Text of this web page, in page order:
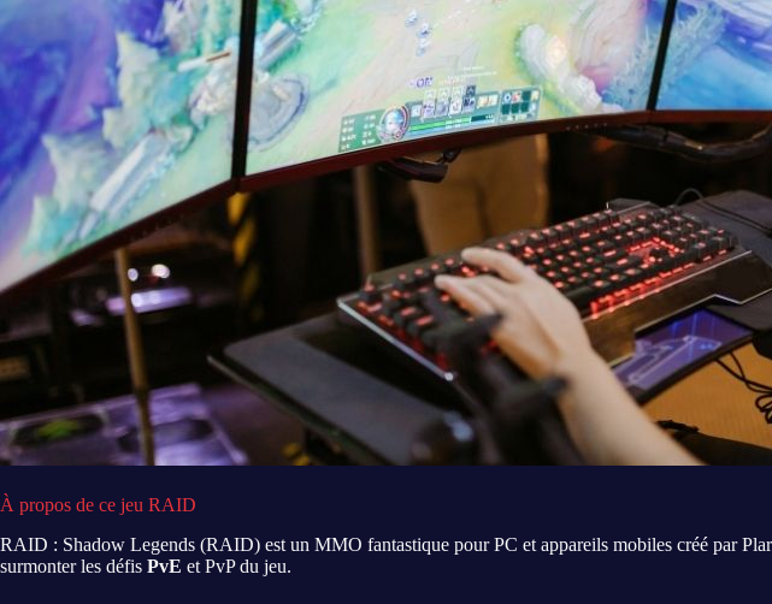
À propos de ce jeu RAID
RAID : Shadow Legends (RAID) est un MMO fantastique pour PC et appareils mobiles créé par
surmonter les défis PvE et PvP du jeu.